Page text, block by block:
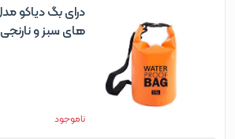
های سبز و نارنجی
ناموجود